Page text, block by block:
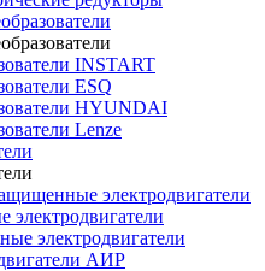
INSTART
ESQ
HYUNDAI
Lenze
электродвигатели
электродвигатели
электродвигатели
АИР